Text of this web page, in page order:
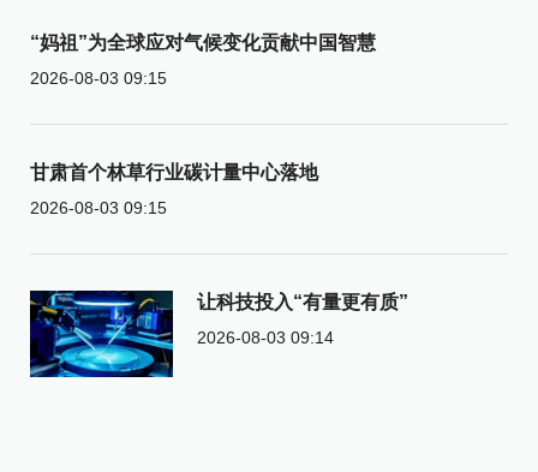
“妈祖”为全球应对气候变化贡献中国智慧
2026-08-03 09:15
甘肃首个林草行业碳计量中心落地
2026-08-03 09:15
让科技投入“有量更有质”
2026-08-03 09:14